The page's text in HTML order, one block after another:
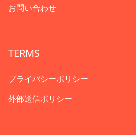
お問い合わせ
TERMS
プライバシーポリシー
外部送信ポリシー